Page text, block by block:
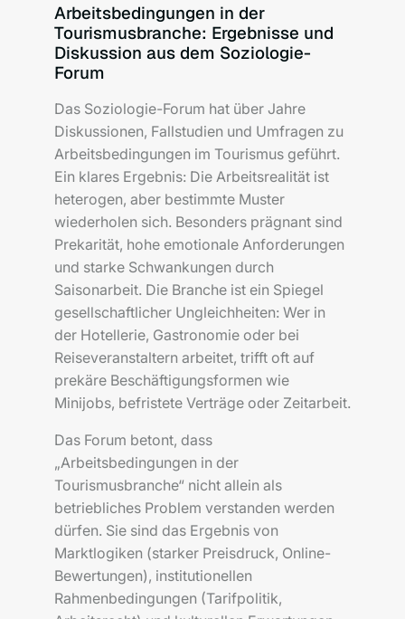
Arbeitsbedingungen in der
Tourismusbranche: Ergebnisse und
Diskussion aus dem Soziologie-
Forum
Das Soziologie-Forum hat über Jahre
Diskussionen, Fallstudien und Umfragen zu
Arbeitsbedingungen im Tourismus geführt.
Ein klares Ergebnis: Die Arbeitsrealität ist
heterogen, aber bestimmte Muster
wiederholen sich. Besonders prägnant sind
Prekarität, hohe emotionale Anforderungen
und starke Schwankungen durch
Saisonarbeit. Die Branche ist ein Spiegel
gesellschaftlicher Ungleichheiten: Wer in
der Hotellerie, Gastronomie oder bei
Reiseveranstaltern arbeitet, trifft oft auf
prekäre Beschäftigungsformen wie
Minijobs, befristete Verträge oder Zeitarbeit.
Das Forum betont, dass
„Arbeitsbedingungen in der
Tourismusbranche“ nicht allein als
betriebliches Problem verstanden werden
dürfen. Sie sind das Ergebnis von
Marktlogiken (starker Preisdruck, Online-
Bewertungen), institutionellen
Rahmenbedingungen (Tarifpolitik,